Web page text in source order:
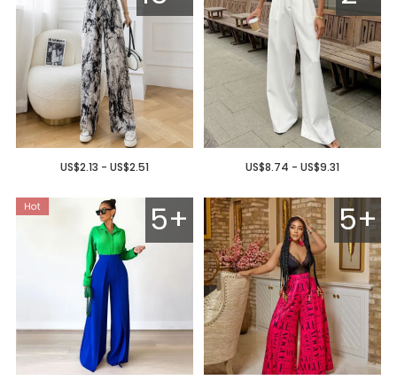
US$2.13 - US$2.51 US$8.74 - US$9.31
5+ 5+